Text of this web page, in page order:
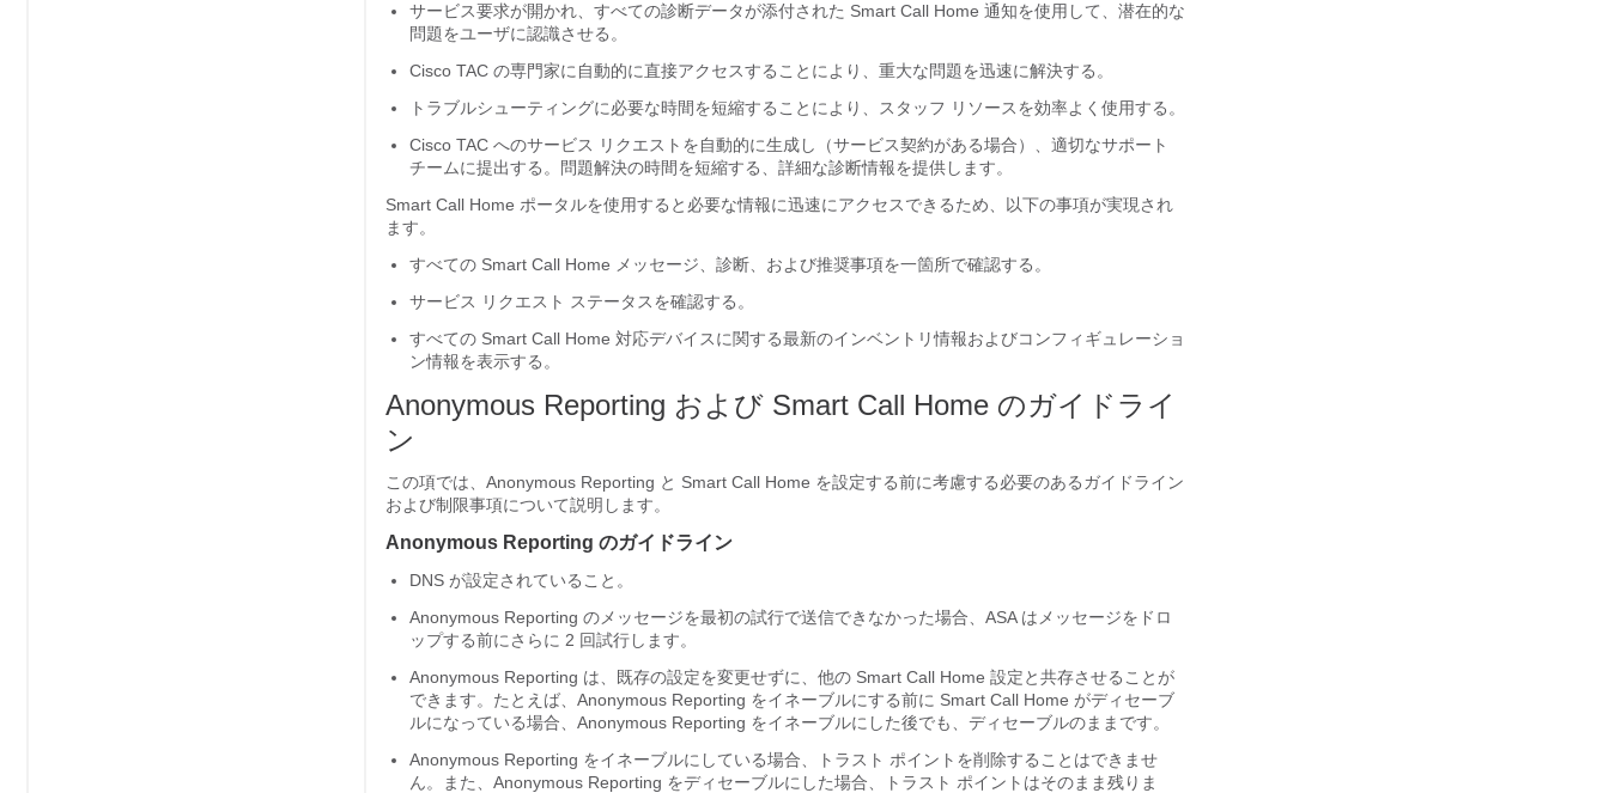
サービス要求が開かれ、すべての診断データが添付された Smart Call Home 通知を使用して、潜在的な
問題をユーザに認識させる。
Cisco TAC の専門家に自動的に直接アクセスすることにより、重大な問題を迅速に解決する。
トラブルシューティングに必要な時間を短縮することにより、スタッフ リソースを効率よく使用する。
Cisco TAC へのサービス リクエストを自動的に生成し（サービス契約がある場合）、適切なサポート
チームに提出する。問題解決の時間を短縮する、詳細な診断情報を提供します。
Smart Call Home ポータルを使用すると必要な情報に迅速にアクセスできるため、以下の事項が実現され
ます。
すべての Smart Call Home メッセージ、診断、および推奨事項を一箇所で確認する。
サービス リクエスト ステータスを確認する。
すべての Smart Call Home 対応デバイスに関する最新のインベントリ情報およびコンフィギュレーショ
ン情報を表示する。
Anonymous Reporting および Smart Call Home のガイドライ
ン
この項では、Anonymous Reporting と Smart Call Home を設定する前に考慮する必要のあるガイドライン
および制限事項について説明します。
Anonymous Reporting のガイドライン
DNS が設定されていること。
Anonymous Reporting のメッセージを最初の試行で送信できなかった場合、ASA はメッセージをドロ
ップする前にさらに 2 回試行します。
Anonymous Reporting は、既存の設定を変更せずに、他の Smart Call Home 設定と共存させることが
できます。たとえば、Anonymous Reporting をイネーブルにする前に Smart Call Home がディセーブ
ルになっている場合、Anonymous Reporting をイネーブルにした後でも、ディセーブルのままです。
Anonymous Reporting をイネーブルにしている場合、トラスト ポイントを削除することはできませ
ん。また、Anonymous Reporting をディセーブルにした場合、トラスト ポイントはそのまま残りま